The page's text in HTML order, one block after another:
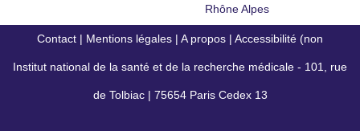
Rhône Alpes
Contact | Mentions légales | A propos | Accessibilité (non
conforme)
Institut national de la santé et de la recherche médicale - 101, rue
de Tolbiac | 75654 Paris Cedex 13